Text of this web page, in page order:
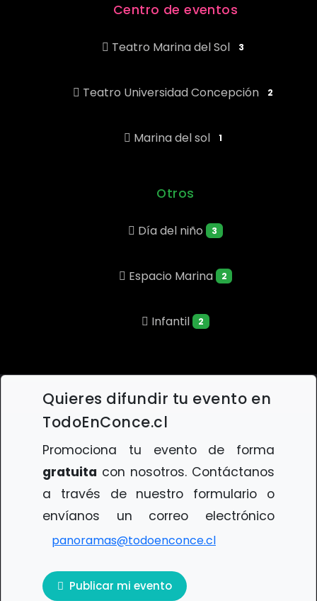
Centro de eventos
Teatro Marina del Sol 3
Teatro Universidad Concepción 2
Marina del sol 1
Otros
Día del niño 3
Espacio Marina 2
Infantil 2
Quieres difundir tu evento en
TodoEnConce.cl
Promociona tu evento de forma
gratuita con nosotros. Contáctanos
a través de nuestro formulario o
envíanos un correo electrónico
panoramas@todoenconce.cl
Publicar mi evento